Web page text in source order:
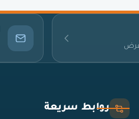
روابط سريعة